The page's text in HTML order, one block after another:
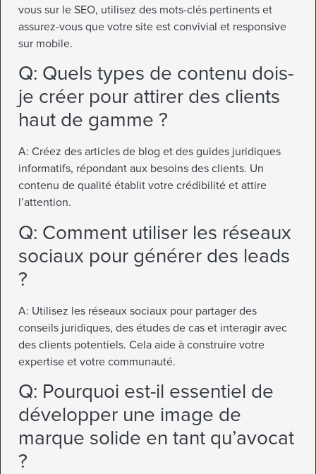
vous sur le SEO, utilisez des mots-clés pertinents et
assurez-vous que votre site est convivial et responsive
sur mobile.
Q: Quels types de contenu dois-
je créer pour attirer des clients
haut de gamme ?
A: Créez des articles de blog et des guides juridiques
informatifs, répondant aux besoins des clients. Un
contenu de qualité établit votre crédibilité et attire
l’attention.
Q: Comment utiliser les réseaux
sociaux pour générer des leads
?
A: Utilisez les réseaux sociaux pour partager des
conseils juridiques, des études de cas et interagir avec
des clients potentiels. Cela aide à construire votre
expertise et votre communauté.
Q: Pourquoi est-il essentiel de
développer une image de
marque solide en tant qu’avocat
?